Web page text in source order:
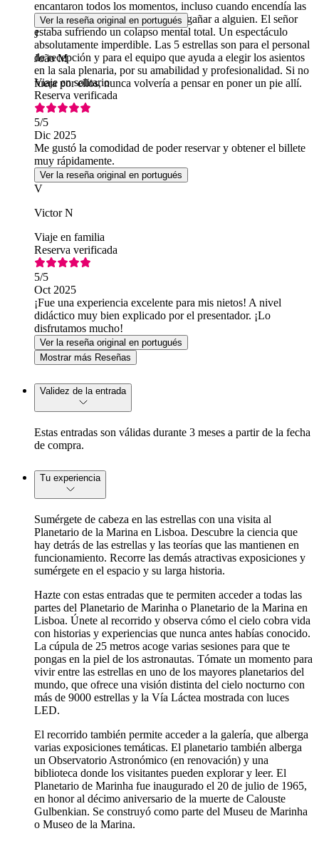
encantaron todos los momentos, incluso cuando encendía las
luces en mitad de la sesión para regañar a alguien. El señor
estaba sufriendo un colapso mental total. Un espectáculo
absolutamente imperdible. Las 5 estrellas son para el personal
de recepción y para el equipo que ayuda a elegir los asientos
en la sala plenaria, por su amabilidad y profesionalidad. Si no
fuera por ellos, nunca volvería a pensar en poner un pie allí.
Ver la reseña original en portugués
J
João M
Viaje en solitario
Reserva verificada
5/5
Dic 2025
Me gustó la comodidad de poder reservar y obtener el billete
muy rápidamente.
Ver la reseña original en portugués
V
Victor N
Viaje en familia
Reserva verificada
5/5
Oct 2025
¡Fue una experiencia excelente para mis nietos! A nivel
didáctico muy bien explicado por el presentador. ¡Lo
disfrutamos mucho!
Ver la reseña original en portugués
Mostrar más Reseñas
Validez de la entrada
Estas entradas son válidas durante 3 meses a partir de la fecha
de compra.
Tu experiencia
Sumérgete de cabeza en las estrellas con una visita al
Planetario de la Marina en Lisboa. Descubre la ciencia que
hay detrás de las estrellas y las teorías que las mantienen en
funcionamiento. Recorre las demás atractivas exposiciones y
sumérgete en el espacio y su larga historia.
Hazte con estas entradas que te permiten acceder a todas las
partes del Planetario de Marinha o Planetario de la Marina en
Lisboa. Únete al recorrido y observa cómo el cielo cobra vida
con historias y experiencias que nunca antes habías conocido.
La cúpula de 25 metros acoge varias sesiones para que te
pongas en la piel de los astronautas. Tómate un momento para
vivir entre las estrellas en uno de los mayores planetarios del
mundo, que ofrece una visión distinta del cielo nocturno con
más de 9000 estrellas y la Vía Láctea mostrada con luces
LED.
El recorrido también permite acceder a la galería, que alberga
varias exposiciones temáticas. El planetario también alberga
un Observatorio Astronómico (en renovación) y una
biblioteca donde los visitantes pueden explorar y leer. El
Planetario de Marinha fue inaugurado el 20 de julio de 1965,
en honor al décimo aniversario de la muerte de Calouste
Gulbenkian. Se construyó como parte del Museu de Marinha
o Museo de la Marina.